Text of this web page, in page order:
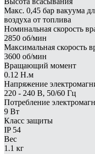
Макс. 0,45 бар вакуума
воздуха от топлива
Номинальная скорость
2850 об/мин
Максимальная скорость
3600 об/мин
Вращающий момент
0.12 Н.м
Напряжение
220 - 240 В, 50/60 Гц
Потребление
9 Вт
Класс защиты
IP 54
Вес
1.1 кг